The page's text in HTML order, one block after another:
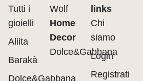
Tutti i
gioielli
Aliita
Barakà
Dolce&Gabbana
Wolf
Home
Decor
Dolce&Gabbana
links
Chi
siamo
Login
Registrati